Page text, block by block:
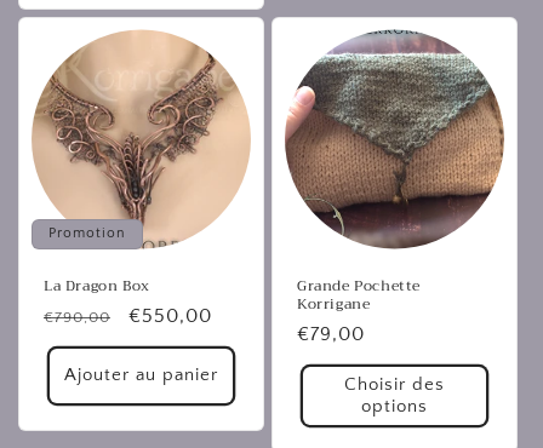
Promotion
La Dragon Box
Prix
habituel
€790,00
Prix
promotionnel
€550,00
Ajouter au panier
Grande Pochette
Korrigane
Prix
habituel
€79,00
Choisir des
options